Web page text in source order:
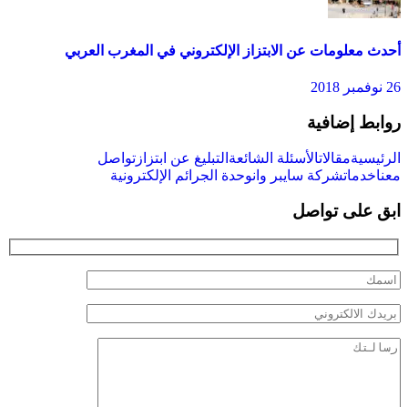
أحدث معلومات عن الابتزاز الإلكتروني في المغرب العربي
26 نوفمبر 2018
روابط إضافية
الرئيسيةمقالاتالأسئلة الشائعة التبليغ عن ابتزاز تواصل
معناخدماتشركة سايبر وانوحدة الجرائم الإلكترونية
ابق على تواصل